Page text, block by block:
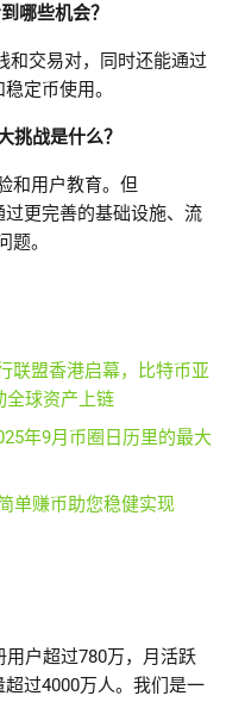
哪些机会？
和交易对，同时还能通过
定币使用。
挑战是什么？
和用户教育。但
更完善的基础设施、流
。
联盟香港启幕，比特币亚
全球资产上链
年9月币圈日历里的最大
单赚币助您稳健实现
用户超过780万，月活跃
过4000万人。我们是一